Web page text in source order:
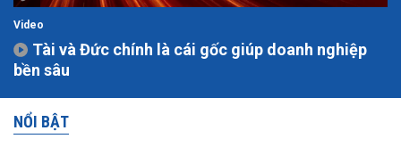
Video
Tài và Đức chính là cái gốc giúp doanh nghiệp
bền sâu
NỔI BẬT